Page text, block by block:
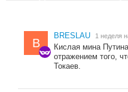
B
BRESLAU 1 неделя
Кислая мина
отражением того,
Токаев.